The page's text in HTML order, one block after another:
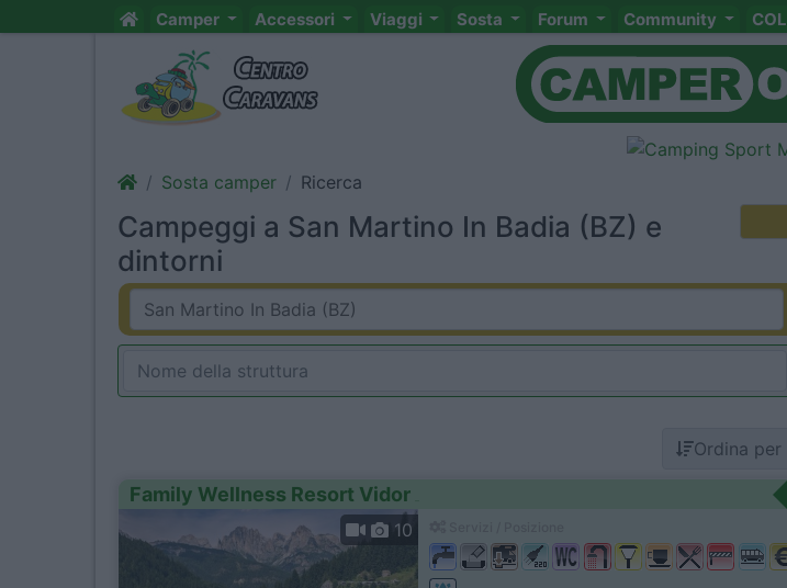
Camper Accessori Viaggi Sosta Forum Community COL
Sosta camper Ricerca
Campeggi a San Martino In Badia (BZ) e
dintorni
Ordina per
Family Wellness Resort Vidor
10